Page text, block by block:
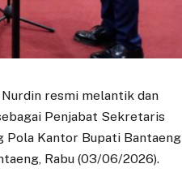
resmi melantik dan
Penjabat Sekretaris
Pola Kantor Bupati Bantaeng
Rabu (03/06/2026).